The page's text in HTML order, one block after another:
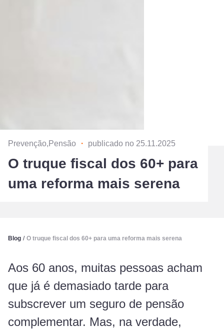
Prevenção,Pensão ・ publicado no 25.11.2025
O truque fiscal dos 60+ para
uma reforma mais serena
Blog / O truque fiscal dos 60+ para uma reforma mais serena
Aos 60 anos, muitas pessoas acham
que já é demasiado tarde para
subscrever um seguro de pensão
complementar. Mas, na verdade,